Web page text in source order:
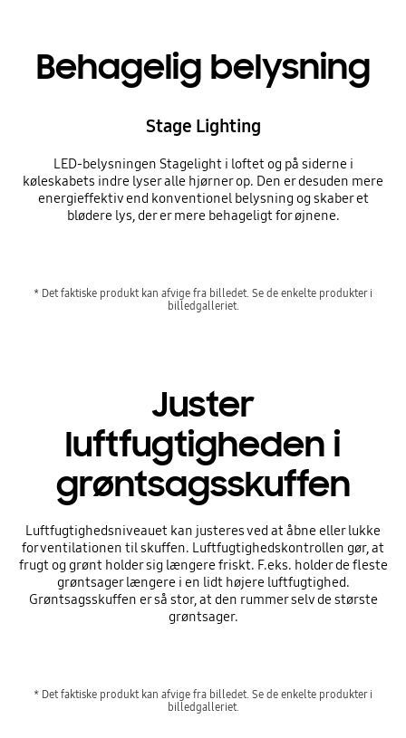
Behagelig belysning
Stage Lighting
LED-belysningen Stagelight i loftet og på siderne i
køleskabets indre lyser alle hjørner op. Den er desuden mere
energieffektiv end konventionel belysning og skaber et
blødere lys, der er mere behageligt for øjnene.
* Det faktiske produkt kan afvige fra billedet. Se de enkelte produkter i
billedgalleriet.
Juster
luftfugtigheden i
grøntsagsskuffen
Luftfugtighedsniveauet kan justeres ved at åbne eller lukke
for ventilationen til skuffen. Luftfugtighedskontrollen gør, at
frugt og grønt holder sig længere friskt. F.eks. holder de fleste
grøntsager længere i en lidt højere luftfugtighed.
Grøntsagsskuffen er så stor, at den rummer selv de største
grøntsager.
* Det faktiske produkt kan afvige fra billedet. Se de enkelte produkter i
billedgalleriet.